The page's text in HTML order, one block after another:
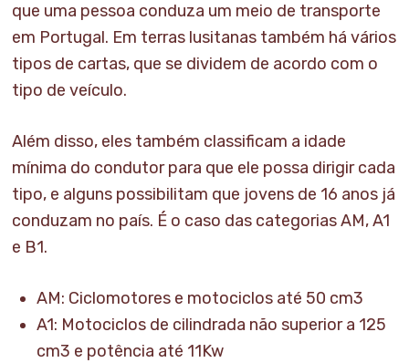
que uma pessoa conduza um meio de transporte
em Portugal. Em terras lusitanas também há vários
tipos de cartas, que se dividem de acordo com o
tipo de veículo.
Além disso, eles também classificam a idade
mínima do condutor para que ele possa dirigir cada
tipo, e alguns possibilitam que jovens de 16 anos já
conduzam no país. É o caso das categorias AM, A1
e B1.
AM: Ciclomotores e motociclos até 50 cm3
A1: Motociclos de cilindrada não superior a 125
cm3 e potência até 11Kw